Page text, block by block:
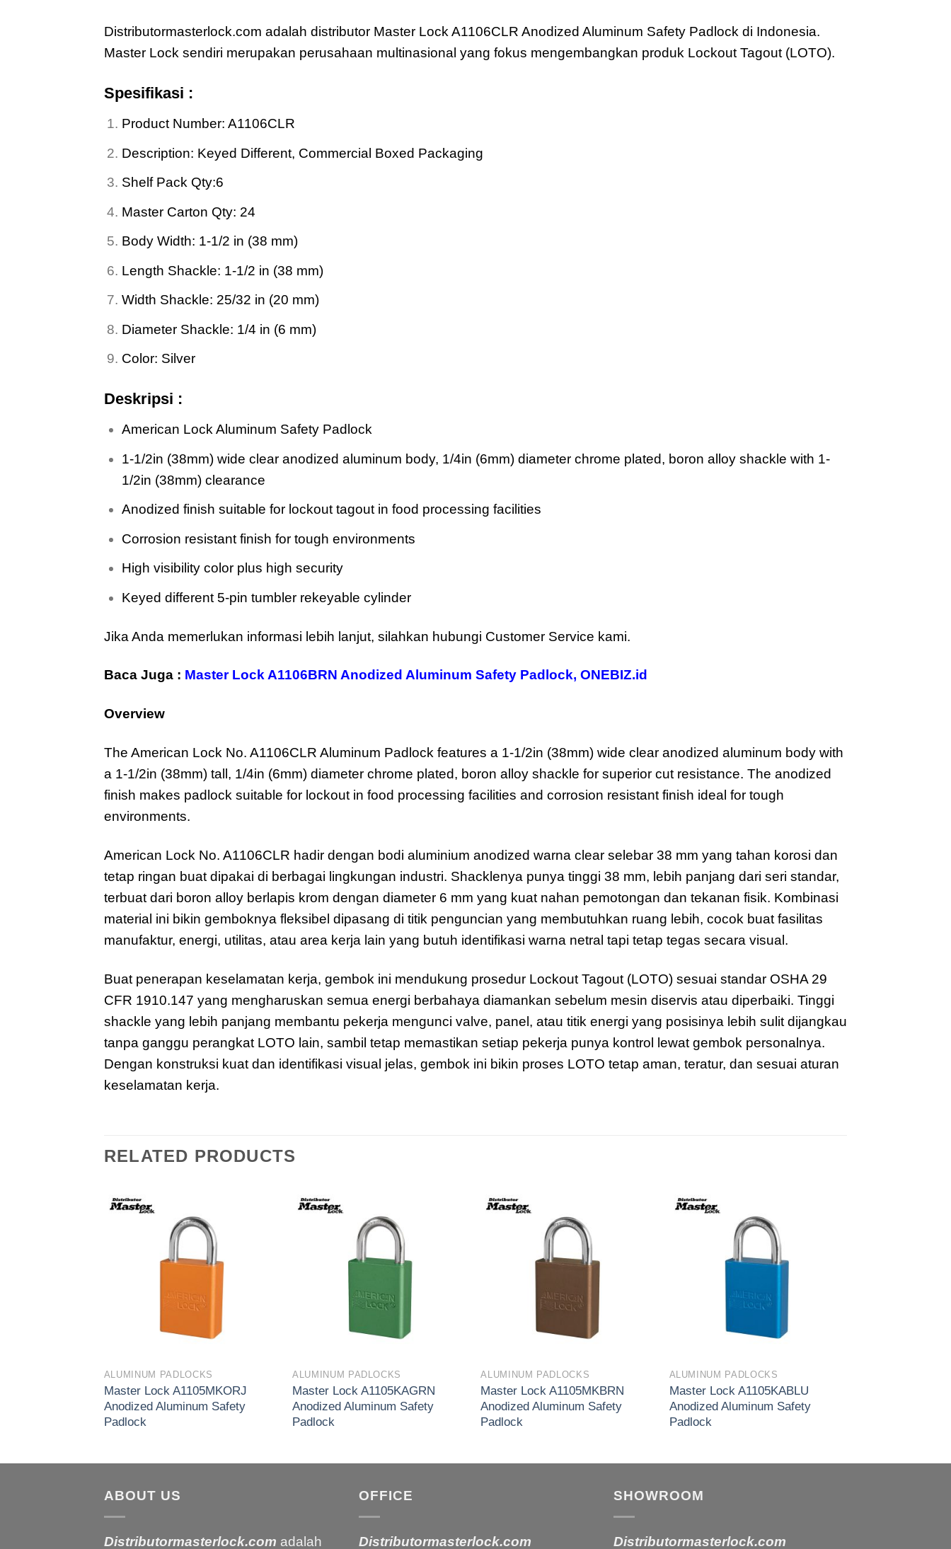
Distributormasterlock.com adalah distributor Master Lock A1106CLR Anodized Aluminum Safety Padlock di Indonesia.
Master Lock sendiri merupakan perusahaan multinasional yang fokus mengembangkan produk Lockout Tagout (LOTO).
Spesifikasi :
Product Number: A1106CLR
Description: Keyed Different, Commercial Boxed Packaging
Shelf Pack Qty:6
Master Carton Qty: 24
Body Width: 1-1/2 in (38 mm)
Length Shackle: 1-1/2 in (38 mm)
Width Shackle: 25/32 in (20 mm)
Diameter Shackle: 1/4 in (6 mm)
Color: Silver
Deskripsi :
American Lock Aluminum Safety Padlock
1-1/2in (38mm) wide clear anodized aluminum body, 1/4in (6mm) diameter chrome plated, boron alloy shackle with 1-
1/2in (38mm) clearance
Anodized finish suitable for lockout tagout in food processing facilities
Corrosion resistant finish for tough environments
High visibility color plus high security
Keyed different 5-pin tumbler rekeyable cylinder
Jika Anda memerlukan informasi lebih lanjut, silahkan hubungi Customer Service kami.
Baca Juga : Master Lock A1106BRN Anodized Aluminum Safety Padlock, ONEBIZ.id
Overview
The American Lock No. A1106CLR Aluminum Padlock features a 1-1/2in (38mm) wide clear anodized aluminum body with
a 1-1/2in (38mm) tall, 1/4in (6mm) diameter chrome plated, boron alloy shackle for superior cut resistance. The anodized
finish makes padlock suitable for lockout in food processing facilities and corrosion resistant finish ideal for tough
environments.
American Lock No. A1106CLR hadir dengan bodi aluminium anodized warna clear selebar 38 mm yang tahan korosi dan
tetap ringan buat dipakai di berbagai lingkungan industri. Shacklenya punya tinggi 38 mm, lebih panjang dari seri standar,
terbuat dari boron alloy berlapis krom dengan diameter 6 mm yang kuat nahan pemotongan dan tekanan fisik. Kombinasi
material ini bikin gemboknya fleksibel dipasang di titik penguncian yang membutuhkan ruang lebih, cocok buat fasilitas
manufaktur, energi, utilitas, atau area kerja lain yang butuh identifikasi warna netral tapi tetap tegas secara visual.
Buat penerapan keselamatan kerja, gembok ini mendukung prosedur Lockout Tagout (LOTO) sesuai standar OSHA 29
CFR 1910.147 yang mengharuskan semua energi berbahaya diamankan sebelum mesin diservis atau diperbaiki. Tinggi
shackle yang lebih panjang membantu pekerja mengunci valve, panel, atau titik energi yang posisinya lebih sulit dijangkau
tanpa ganggu perangkat LOTO lain, sambil tetap memastikan setiap pekerja punya kontrol lewat gembok personalnya.
Dengan konstruksi kuat dan identifikasi visual jelas, gembok ini bikin proses LOTO tetap aman, teratur, dan sesuai aturan
keselamatan kerja.
RELATED PRODUCTS
ALUMINUM PADLOCKS
Master Lock A1105MKORJ
Anodized Aluminum Safety
Padlock
ALUMINUM PADLOCKS
Master Lock A1105KAGRN
Anodized Aluminum Safety
Padlock
ALUMINUM PADLOCKS
Master Lock A1105MKBRN
Anodized Aluminum Safety
Padlock
ALUMINUM PADLOCKS
Master Lock A1105KABLU
Anodized Aluminum Safety
Padlock
ABOUT US
Distributormasterlock.com adalah
OFFICE
Distributormasterlock.com
SHOWROOM
Distributormasterlock.com